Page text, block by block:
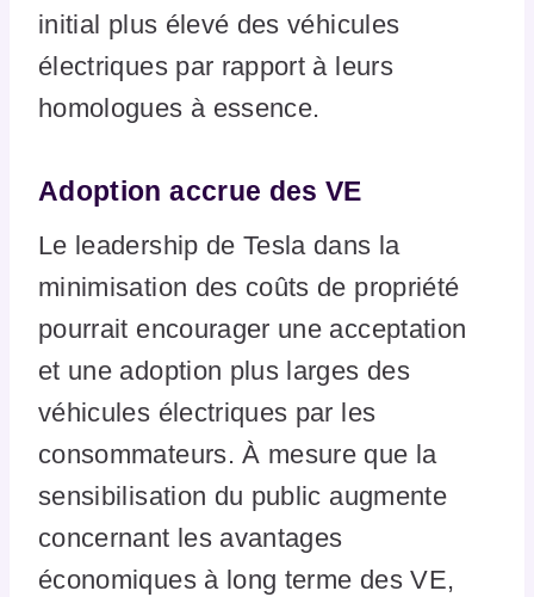
initial plus élevé des véhicules
électriques par rapport à leurs
homologues à essence.
Adoption accrue des VE
Le leadership de Tesla dans la
minimisation des coûts de propriété
pourrait encourager une acceptation
et une adoption plus larges des
véhicules électriques par les
consommateurs. À mesure que la
sensibilisation du public augmente
concernant les avantages
économiques à long terme des VE,